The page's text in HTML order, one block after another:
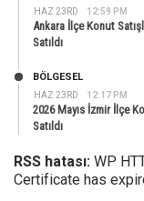
HAZ 23RD 12:59 PM
Ankara İlçe Konut
Satıldı
HAZ 23RD 12:17 PM
BÖLGESEL
2026 Mayıs İzmir İlçe
Satıldı
RSS hatası: WP
Certificate has